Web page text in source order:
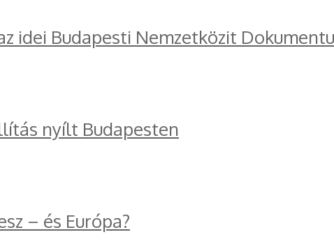
idei Budapesti Nemzetközit
nyílt Budapesten
– és Európa?